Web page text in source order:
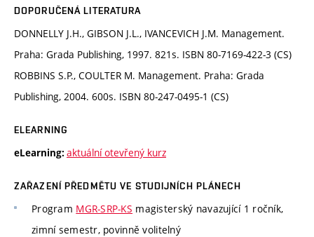
DOPORUČENÁ LITERATURA
DONNELLY J.H., GIBSON J.L., IVANCEVICH J.M. Management.
Praha: Grada Publishing, 1997. 821s. ISBN 80-7169-422-3 (CS)
ROBBINS S.P., COULTER M. Management. Praha: Grada
Publishing, 2004. 600s. ISBN 80-247-0495-1 (CS)
ELEARNING
eLearning: aktuální otevřený kurz
ZAŘAZENÍ PŘEDMĚTU VE STUDIJNÍCH PLÁNECH
Program MGR-SRP-KS magisterský navazující 1 ročník,
zimní semestr, povinně volitelný